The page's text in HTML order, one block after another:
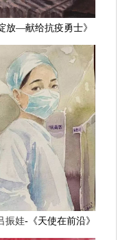
放—献给抗疫勇士》
振娃-《天使在前沿》